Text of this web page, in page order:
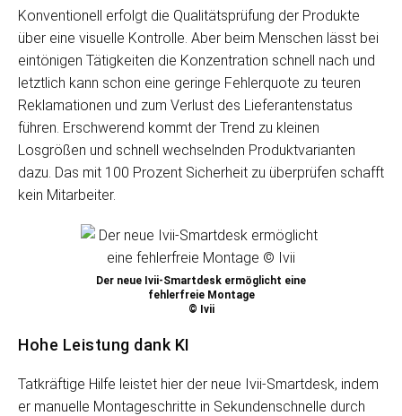
Konventionell erfolgt die Qualitätsprüfung der Produkte
über eine visuelle Kontrolle. Aber beim Menschen lässt bei
eintönigen Tätigkeiten die Konzentration schnell nach und
letztlich kann schon eine geringe Fehlerquote zu teuren
Reklamationen und zum Verlust des Lieferantenstatus
führen. Erschwerend kommt der Trend zu kleinen
Losgrößen und schnell wechselnden Produktvarianten
dazu. Das mit 100 Prozent Sicherheit zu überprüfen schafft
kein Mitarbeiter.
Der neue Ivii-Smartdesk ermöglicht eine
fehlerfreie Montage
© Ivii
Hohe Leistung dank KI
Tatkräftige Hilfe leistet hier der neue Ivii-Smartdesk, indem
er manuelle Montageschritte in Sekundenschnelle durch